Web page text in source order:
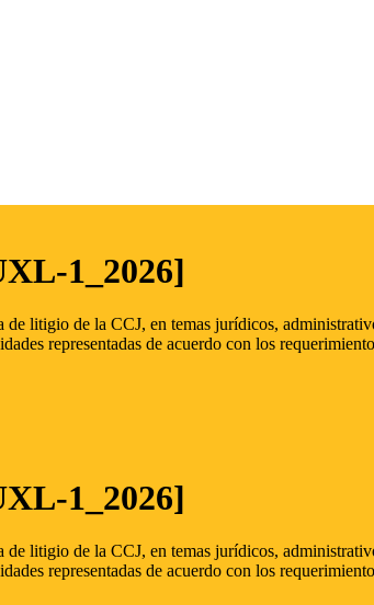
1_2026]
litigio de la CCJ, en temas jurídicos,
representadas de acuerdo con los
1_2026]
litigio de la CCJ, en temas jurídicos,
representadas de acuerdo con los